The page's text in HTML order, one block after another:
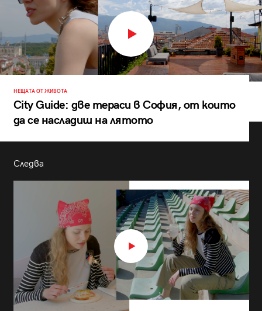
НЕЩАТА ОТ ЖИВОТА
City Guide: две тераси в София, от които
да се насладиш на лятото
Следва